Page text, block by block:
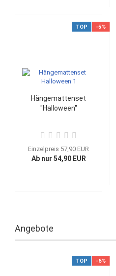
TOP -5%
Hängemattenset
"Halloween"
Einzelpreis 57,90 EUR
Ab nur 54,90 EUR
Angebote
TOP -6%